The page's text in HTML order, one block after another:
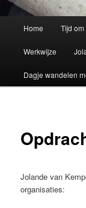
Home Tijd
Werkwijze
Dagje wandelen
Jolande van
organisaties: